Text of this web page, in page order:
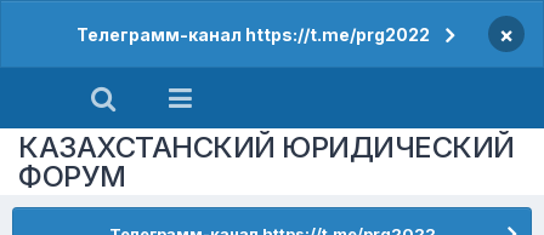
Телеграмм-канал https://t.me/prg2022 ×
КАЗАХСТАНСКИЙ ЮРИДИЧЕСКИЙ
ФОРУМ